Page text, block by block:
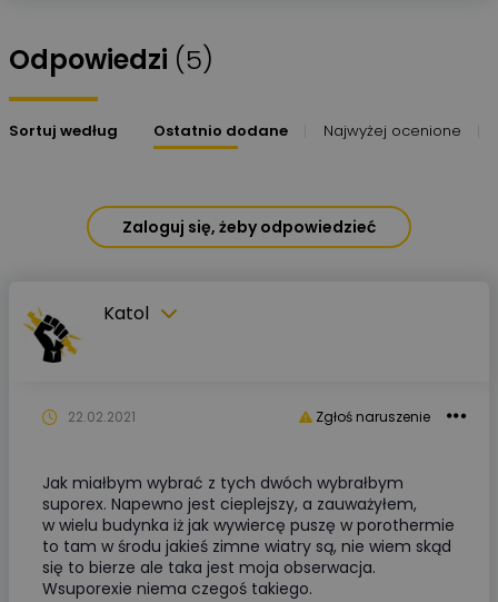
Odpowiedzi (5)
Sortuj według Ostatnio dodane Najwyżej ocenione
Zaloguj się, żeby odpowiedzieć
Katol
Zgłoś naruszenie
22.02.2021
Jak miałbym wybrać z tych dwóch wybrałbym
suporex. Napewno jest cieplejszy, a zauważyłem,
w wielu budynka iż jak wywiercę puszę w porothermie
to tam w środu jakieś zimne wiatry są, nie wiem skąd
się to bierze ale taka jest moja obserwacja.
Wsuporexie niema czegoś takiego.